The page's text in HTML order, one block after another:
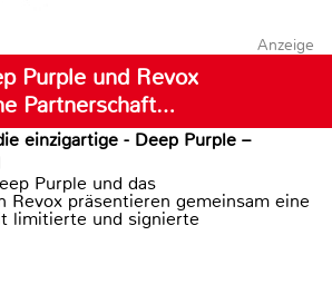
Anzeige
Purple und Revox
Partnerschaft…
einzigartige - Deep Purple –
Purple und das
Revox präsentieren gemeinsam eine
limitierte und signierte